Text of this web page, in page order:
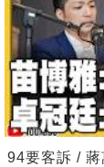
94要客訴 /